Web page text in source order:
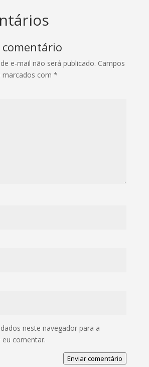
e-mail não será publicado. Campos
com *
neste navegador para a
eu comentar.
Enviar comentário